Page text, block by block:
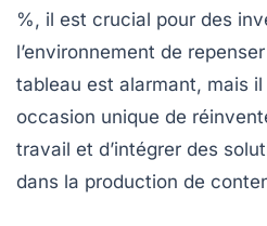
%, il est crucial pour des
l’environnement de
tableau est alarmant, mais
occasion unique de
travail et d’intégrer des
dans la production de